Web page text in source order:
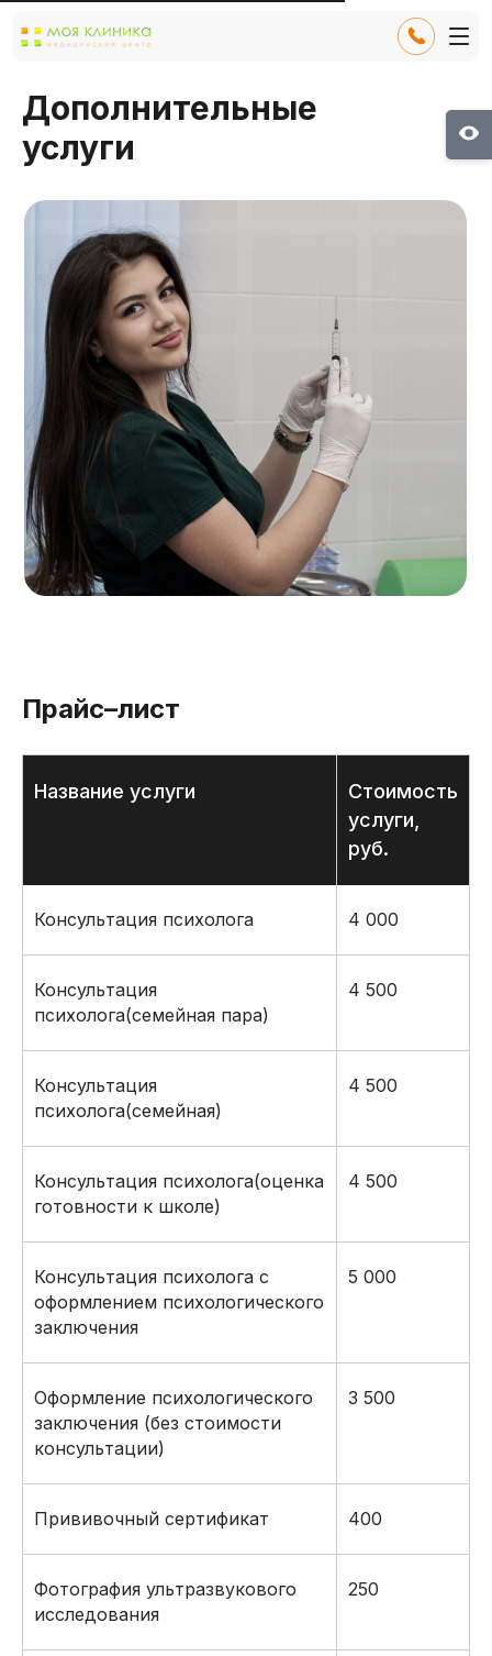
Дополнительные
услуги
Прайс–лист
Название услуги
Стоимость
услуги,
руб.
Консультация психолога 4 000
Консультация
психолога(семейная пара)
4 500
Консультация
психолога(семейная)
4 500
Консультация психолога(оценка
готовности к школе)
4 500
Консультация психолога с
оформлением психологического
заключения
5 000
Оформление психологического
заключения (без стоимости
консультации)
3 500
Прививочный сертификат 400
Фотография ультразвукового
исследования
250